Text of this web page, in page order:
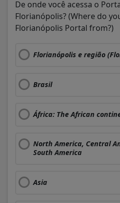
De onde você acessa o
Florianópolis? (Where do
Florianópolis Portal from?)
Florianópolis e região
Brasil
África: The African
North America, Central
South America
Asia